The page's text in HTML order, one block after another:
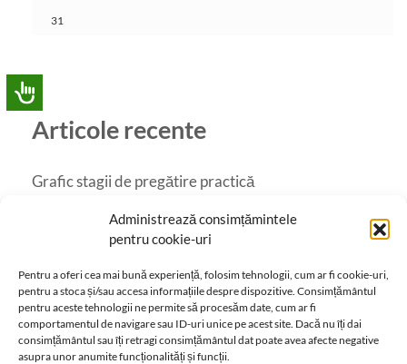
Administrează consimțămintele
pentru cookie-uri
Pentru a oferi cea mai bună experiență, folosim tehnologii, cum ar fi cookie-uri,
pentru a stoca și/sau accesa informațiile despre dispozitive. Consimțământul
pentru aceste tehnologii ne permite să procesăm date, cum ar fi
comportamentul de navigare sau ID-uri unice pe acest site. Dacă nu îți dai
consimțământul sau îți retragi consimțământul dat poate avea afecte negative
asupra unor anumite funcționalități și funcții.
31
Articole recente
Grafic stagii de pregătire practică
Catalog online
LADC în imagini
Oferta educațională 2026-2027